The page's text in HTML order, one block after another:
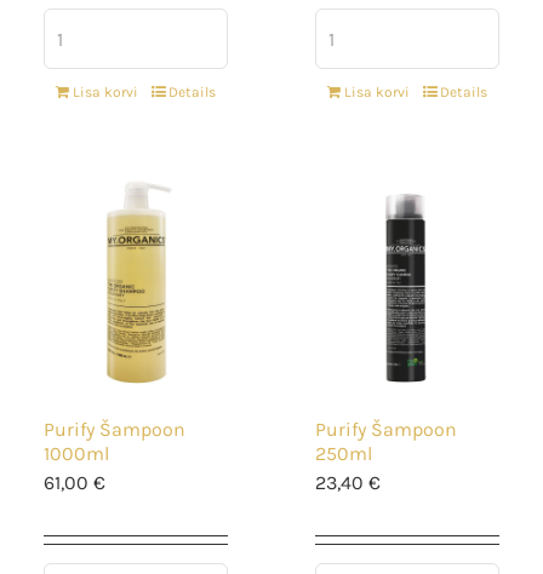
Lisa korvi Details Lisa korvi Details
Purify Šampoon
1000ml
61,00 €
Purify Šampoon
250ml
23,40 €